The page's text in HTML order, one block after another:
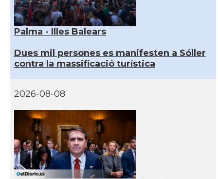
Palma - Illes Balears
Dues mil persones es manifesten a Sóller
contra la massificació turística
2026-08-08